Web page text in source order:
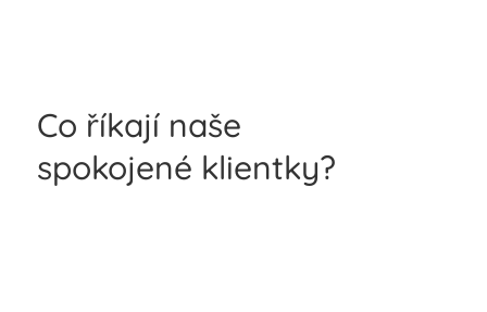
Co říkají naše
spokojené klientky?